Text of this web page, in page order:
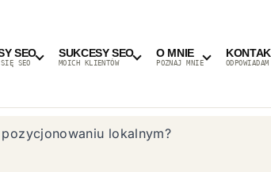
SEO
SIĘ SEO
SUKCESY SEO
MOICH KLIENTÓW
O MNIE
POZNAJ MNIE
lokalnym?